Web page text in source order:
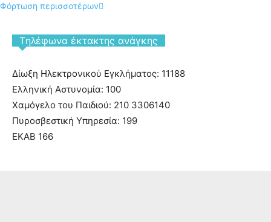
Φόρτωση περισσοτέρων
Tηλέφωνα έκτακτης ανάγκης
Δίωξη Ηλεκτρονικού Εγκλήματος: 11188
Ελληνική Αστυνομία: 100
Χαμόγελο του Παιδιού: 210 3306140
Πυροσβεστική Υπηρεσία: 199
ΕΚΑΒ 166